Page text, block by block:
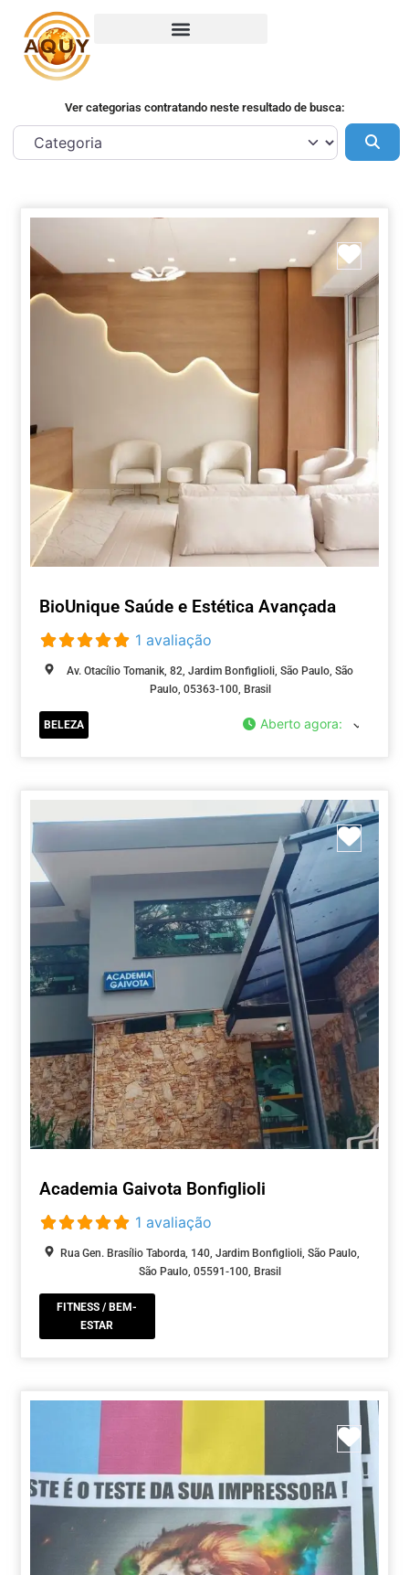
Ver categorias contratando neste resultado de busca:
BioUnique Saúde e Estética Avançada
1 avaliação
Av. Otacílio Tomanik, 82, Jardim Bonfiglioli, São Paulo, São
Paulo, 05363-100, Brasil
BELEZA Aberto agora:
Academia Gaivota Bonfiglioli
1 avaliação
Rua Gen. Brasílio Taborda, 140, Jardim Bonfiglioli, São Paulo,
São Paulo, 05591-100, Brasil
FITNESS / BEM-
ESTAR